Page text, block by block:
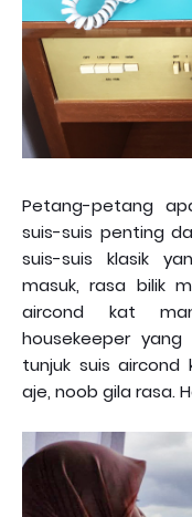
Petang-petang
suis-suis penting
suis-suis klasik
masuk, rasa bilik
aircond kat
housekeeper
tunjuk suis
aje, noob gila rasa.